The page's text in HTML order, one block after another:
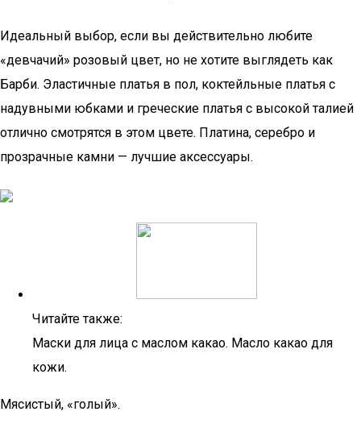
Идеальный выбор, если вы действительно любите
«девчачий» розовый цвет, но не хотите выглядеть как
Барби. Эластичные платья в пол, коктейльные платья с
надувными юбками и греческие платья с высокой талией
отлично смотрятся в этом цвете. Платина, серебро и
прозрачные камни — лучшие аксессуары.
Читайте также:
Маски для лица с маслом какао. Масло какао для
кожи.
Мясистый, «голый».